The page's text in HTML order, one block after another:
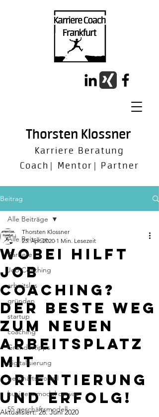
Thorsten Klossner
Karriere Beratung
Coach
Mentor Partner
Beitrag
Alle Beiträge
Karriere
Job Coaching
arbeitslos
gründen
startup
coaching
Gründertipps
digitalisierung
geschäftsmodell
business model canvas
55 geschäftsmodell
Alle Beiträge
Wobei hilft
Job
Coaching?
Der beste Weg
zum neuen
Arbeitsplatz
mit
Orientierung
und Erfolg!
Thorsten Klossner
23. Apr. 2020 1 Min. Lesezeit
Aktualisiert:26. Juni 2020